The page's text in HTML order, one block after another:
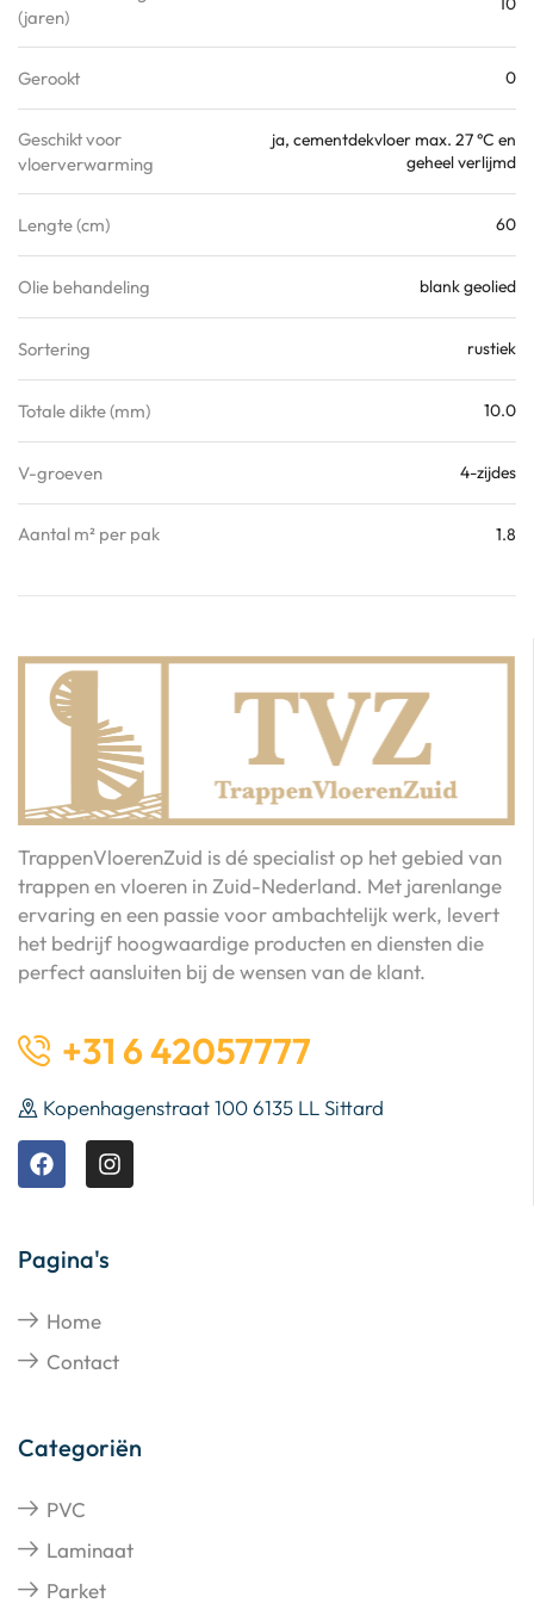
(jaren)
Gerookt 0
Geschikt voor
vloerverwarming
ja, cementdekvloer max. 27 °C en
geheel verlijmd
Lengte (cm) 60
Olie behandeling blank geolied
Sortering rustiek
Totale dikte (mm) 10.0
V-groeven 4-zijdes
Aantal m² per pak 1.8
TrappenVloerenZuid is dé specialist op het gebied van
trappen en vloeren in Zuid-Nederland. Met jarenlange
ervaring en een passie voor ambachtelijk werk, levert
het bedrijf hoogwaardige producten en diensten die
perfect aansluiten bij de wensen van de klant.
+31 6 42057777
Kopenhagenstraat 100 6135 LL Sittard
Pagina's
Home
Contact
Categoriën
PVC
Laminaat
Parket